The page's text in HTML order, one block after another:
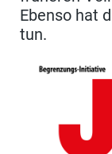
Ebenso hat
tun.